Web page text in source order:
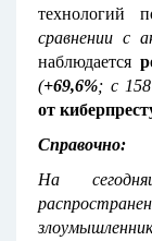
технологий
сравнении с
наблюдается
(+69,6%; с
от
Справочно:
На